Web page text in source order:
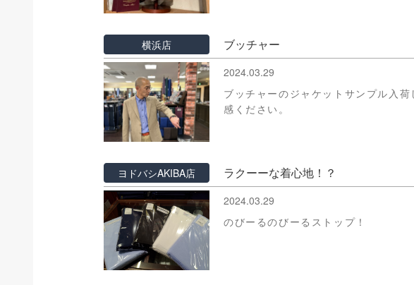
横浜店 ブッチャー
2024.03.29
ブッチャーのジャケットサンプル入
感ください。
ヨドバシAKIBA店 ラクーーな着心地！？
2024.03.29
のびーるのびーるストップ！